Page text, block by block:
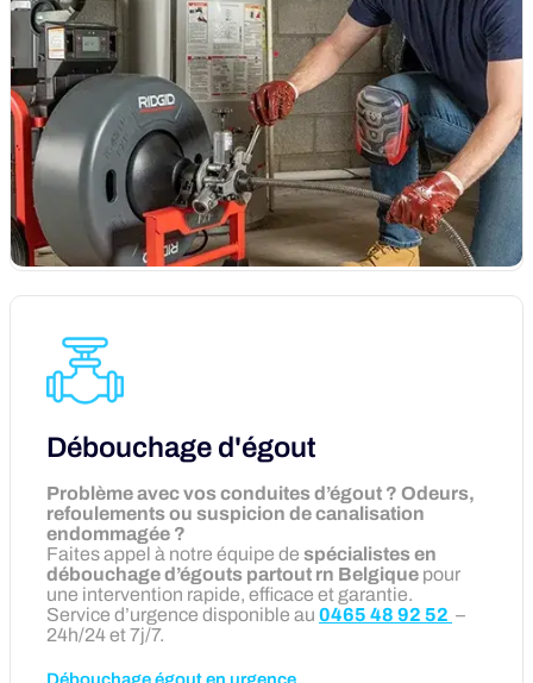
Débouchage d'égout
Problème avec vos conduites d’égout ? Odeurs,
refoulements ou suspicion de canalisation
endommagée ?
Faites appel à notre équipe de spécialistes en
débouchage d’égouts partout rn Belgique pour
une intervention rapide, efficace et garantie.
Service d’urgence disponible au 0465 48 92 52 –
24h/24 et 7j/7.